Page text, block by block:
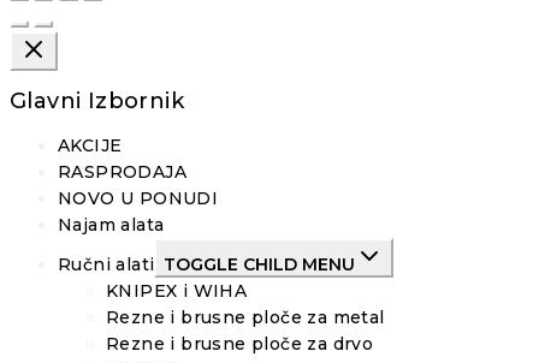
Glavni Izbornik
AKCIJE
RASPRODAJA
NOVO U PONUDI
Najam alata
Ručni alati TOGGLE CHILD MENU
KNIPEX i WIHA
Rezne i brusne ploče za metal
Rezne i brusne ploče za drvo